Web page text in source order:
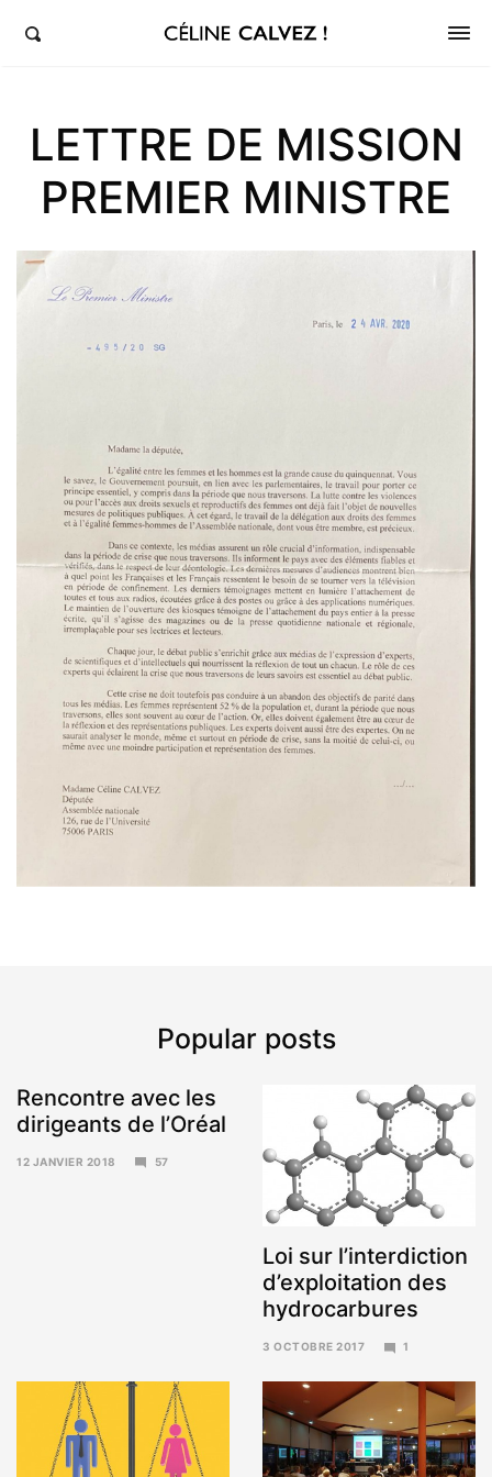
Céline Calvez, députée de la 5ème circonscription des Hauts-de-Seine et Clichy-Levallois
LETTRE DE MISSION
PREMIER MINISTRE
Popular posts
Rencontre avec les
dirigeants de l’Oréal
12 JANVIER 2018
57
Loi sur l’interdiction
d’exploitation des
hydrocarbures
3 OCTOBRE 2017
NOVEMBRE
2017
1